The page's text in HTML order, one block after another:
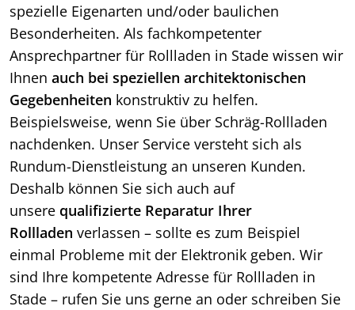
spezielle Eigenarten und/oder baulichen
Besonderheiten. Als fachkompetenter
Ansprechpartner für Rollladen in Stade wissen wir
Ihnen auch bei speziellen architektonischen
Gegebenheiten konstruktiv zu helfen.
Beispielsweise, wenn Sie über Schräg-Rollladen
nachdenken. Unser Service versteht sich als
Rundum-Dienstleistung an unseren Kunden.
Deshalb können Sie sich auch auf
unsere qualifizierte Reparatur Ihrer
Rollladen verlassen – sollte es zum Beispiel
einmal Probleme mit der Elektronik geben. Wir
sind Ihre kompetente Adresse für Rollladen in
Stade – rufen Sie uns gerne an oder schreiben Sie